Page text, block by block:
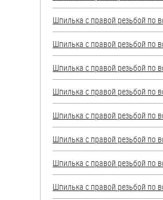
Шпилька с правой резьбой по
Шпилька с правой резьбой по
Шпилька с правой резьбой по
Шпилька с правой резьбой по
Шпилька с правой резьбой по
Шпилька с правой резьбой по
Шпилька с правой резьбой по
Шпилька с правой резьбой по